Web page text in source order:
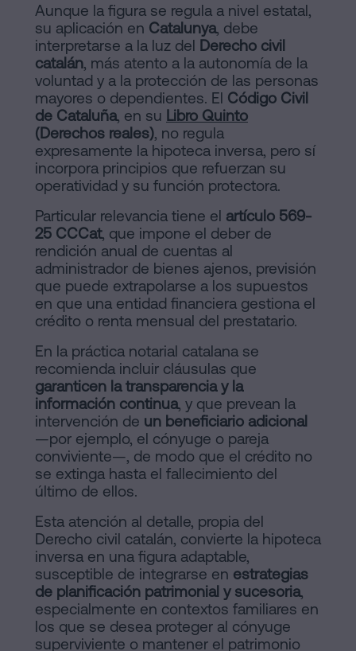
Aunque la figura se regula a nivel estatal,
su aplicación en Catalunya, debe
interpretarse a la luz del Derecho civil
catalán, más atento a la autonomía de la
voluntad y a la protección de las personas
mayores o dependientes. El Código Civil
de Cataluña, en su Libro Quinto
(Derechos reales), no regula
expresamente la hipoteca inversa, pero sí
incorpora principios que refuerzan su
operatividad y su función protectora.
Particular relevancia tiene el artículo 569-
25 CCCat, que impone el deber de
rendición anual de cuentas al
administrador de bienes ajenos, previsión
que puede extrapolarse a los supuestos
en que una entidad financiera gestiona el
crédito o renta mensual del prestatario.
En la práctica notarial catalana se
recomienda incluir cláusulas que
garanticen la transparencia y la
información continua, y que prevean la
intervención de un beneficiario adicional
—por ejemplo, el cónyuge o pareja
conviviente—, de modo que el crédito no
se extinga hasta el fallecimiento del
último de ellos.
Esta atención al detalle, propia del
Derecho civil catalán, convierte la hipoteca
inversa en una figura adaptable,
susceptible de integrarse en estrategias
de planificación patrimonial y sucesoria,
especialmente en contextos familiares en
los que se desea proteger al cónyuge
superviviente o mantener el patrimonio